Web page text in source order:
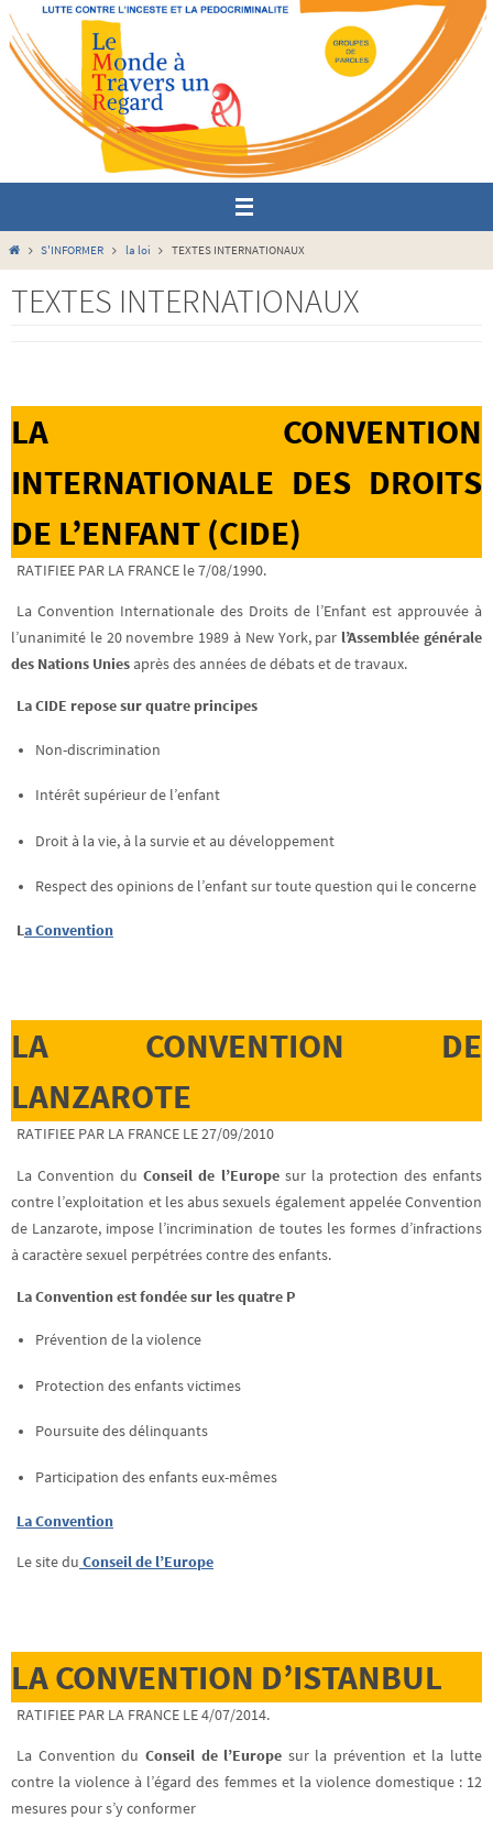
Passer
vers
contenu
HomeS'INFORMER la loi TEXTES INTERNATIONAUX
TEXTES INTERNATIONAUX
LA CONVENTION
INTERNATIONALE DES DROITS
DE L’ENFANT (CIDE)
RATIFIEE PAR LA FRANCE le 7/08/1990.
La Convention Internationale des Droits de l’Enfant est approuvée à
l’unanimité le 20 novembre 1989 à New York, par l’Assemblée générale
des Nations Unies après des années de débats et de travaux.
La CIDE repose sur quatre principes
Non-discrimination
Intérêt supérieur de l’enfant
Droit à la vie, à la survie et au développement
Respect des opinions de l’enfant sur toute question qui le concerne
La Convention
LA CONVENTION DE
LANZAROTE
RATIFIEE PAR LA FRANCE LE 27/09/2010
La Convention duConseil de l’Europe sur la protection des enfants
contre l’exploitation et les abus sexuels également appelée Convention
de Lanzarote, impose l’incrimination de toutes les formes d’infractions
à caractère sexuel perpétrées contre des enfants.
La Convention est fondée sur les quatre P
Prévention de la violence
Protection des enfants victimes
Poursuite des délinquants
Participation des enfants eux-mêmes
La Convention
Le site du Conseil de l’Europe
LA CONVENTION D’ISTANBUL
RATIFIEE PAR LA FRANCE LE 4/07/2014.
La Convention du Conseil de l’Europe sur la prévention et la lutte
contre la violence à l’égard des femmes et la violence domestique : 12
mesures pour s’y conformer